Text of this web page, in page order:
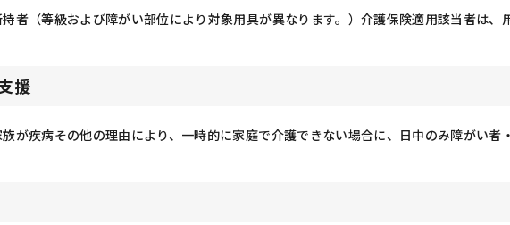
者（等級および障がい部位により対象用具が異なります。）介護保険適用該当者は、
援
が疾病その他の理由により、一時的に家庭で介護できない場合に、日中のみ障がい者